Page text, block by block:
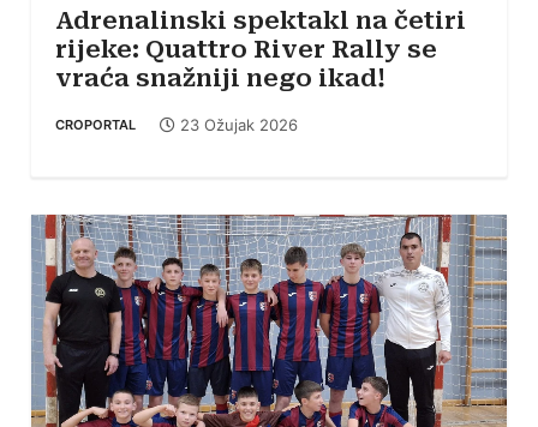
Adrenalinski spektakl na četiri
rijeke: Quattro River Rally se
vraća snažniji nego ikad!
CROPORTAL 23 Ožujak 2026